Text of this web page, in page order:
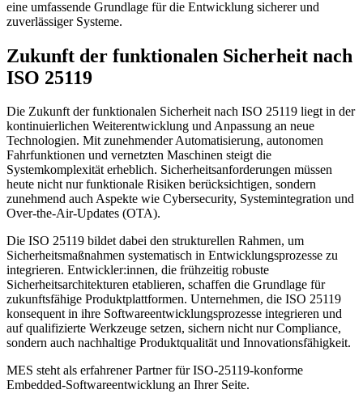
eine umfassende Grundlage für die Entwicklung sicherer und
zuverlässiger Systeme.
Zukunft der funktionalen Sicherheit nach
ISO 25119
Die Zukunft der funktionalen Sicherheit nach ISO 25119 liegt in der
kontinuierlichen Weiterentwicklung und Anpassung an neue
Technologien. Mit zunehmender Automatisierung, autonomen
Fahrfunktionen und vernetzten Maschinen steigt die
Systemkomplexität erheblich. Sicherheitsanforderungen müssen
heute nicht nur funktionale Risiken berücksichtigen, sondern
zunehmend auch Aspekte wie Cybersecurity, Systemintegration und
Over-the-Air-Updates (OTA).
Die ISO 25119 bildet dabei den strukturellen Rahmen, um
Sicherheitsmaßnahmen systematisch in Entwicklungsprozesse zu
integrieren. Entwickler:innen, die frühzeitig robuste
Sicherheitsarchitekturen etablieren, schaffen die Grundlage für
zukunftsfähige Produktplattformen. Unternehmen, die ISO 25119
konsequent in ihre Softwareentwicklungsprozesse integrieren und
auf qualifizierte Werkzeuge setzen, sichern nicht nur Compliance,
sondern auch nachhaltige Produktqualität und Innovationsfähigkeit.
MES steht als erfahrener Partner für ISO-25119-konforme
Embedded-Softwareentwicklung an Ihrer Seite.